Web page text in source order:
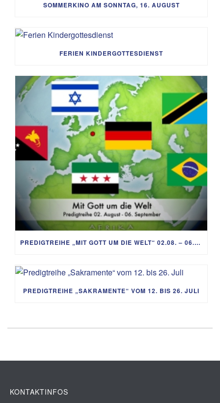
SOMMERKINO AM SONNTAG, 16. AUGUST
FERIEN KINDERGOTTESDIENST
PREDIGTREIHE „MIT GOTT UM DIE WELT“ 02.08. – 06.09.
PREDIGTREIHE „SAKRAMENTE“ VOM 12. BIS 26. JULI
KONTAKTINFOS